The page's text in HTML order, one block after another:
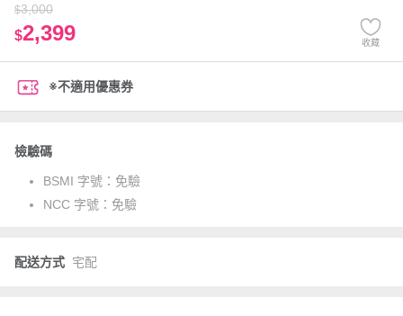
$3,000
$2,399 收藏
※不適用優惠券
檢驗碼
BSMI 字號： 免驗
NCC 字號： 免驗
配送方式 宅配